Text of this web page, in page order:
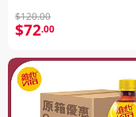
$120.00
$72.00